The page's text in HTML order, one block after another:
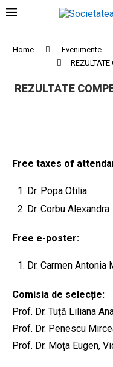
Home Evenimente
REZULTATE
Free taxes of
Dr. Popa Otilia
Dr. Corbu Alexandra
Free e-poster:
Dr. Carmen Antonia
Comisia de selecție:
Prof. Dr. Tuță Liliana
Prof. Dr. Penescu
Prof. Dr. Moța Eugen,